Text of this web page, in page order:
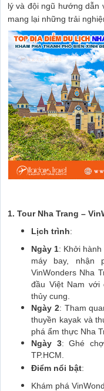
lý và đội ngũ hướng dẫn
mang lại những trải
1. Tour Nha Trang –
Lịch trình:
Ngày 1: Khởi hành
máy bay, nhận
VinWonders Nha
đầu Việt Nam với
thủy cung.
Ngày 2: Tham
thuyền kayak và
phá ẩm thực Nha
Ngày 3: Ghé
TP.HCM.
Điểm nổi bật:
Khám phá